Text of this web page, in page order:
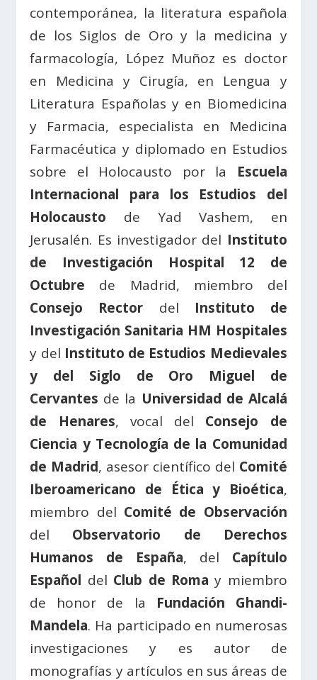
contemporánea, la literatura española
de los Siglos de Oro y la medicina y
farmacología, López Muñoz es doctor
en Medicina y Cirugía, en Lengua y
Literatura Españolas y en Biomedicina
y Farmacia, especialista en Medicina
Farmacéutica y diplomado en Estudios
sobre el Holocausto por la Escuela
Internacional para los Estudios del
Holocausto de Yad Vashem, en
Jerusalén. Es investigador del Instituto
de Investigación Hospital 12 de
Octubre de Madrid, miembro del
Consejo Rector del Instituto de
Investigación Sanitaria HM Hospitales
y del Instituto de Estudios Medievales
y del Siglo de Oro Miguel de
Cervantes de la Universidad de Alcalá
de Henares, vocal del Consejo de
Ciencia y Tecnología de la Comunidad
de Madrid, asesor científico del Comité
Iberoamericano de Ética y Bioética,
miembro del Comité de Observación
del Observatorio de Derechos
Humanos de España, del Capítulo
Español del Club de Roma y miembro
de honor de la Fundación Ghandi-
Mandela. Ha participado en numerosas
investigaciones y es autor de
monografías y artículos en sus áreas de